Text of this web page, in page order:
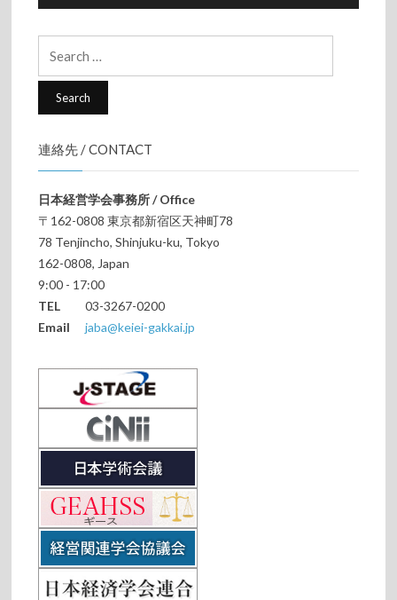
for:
連絡先 / CONTACT
日本経営学会事務所 / Office
〒162-0808 東京都新宿区天神町78
78 Tenjincho, Shinjuku-ku, Tokyo
162-0808, Japan
9:00 - 17:00
TEL03-3267-0200
Emailjaba@keiei-gakkai.jp